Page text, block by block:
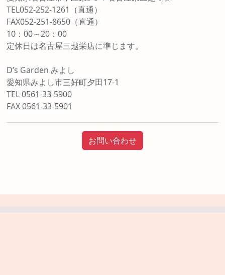
TEL052-252-1261（直通）
FAX052-251-8650（直通）
10：00～20：00
定休日は名古屋三越栄店に準じます。
D’s Garden みよし
愛知県みよし市三好町夕田17-1
TEL 0561-33-5900
FAX 0561-33-5901
お問い合わせ